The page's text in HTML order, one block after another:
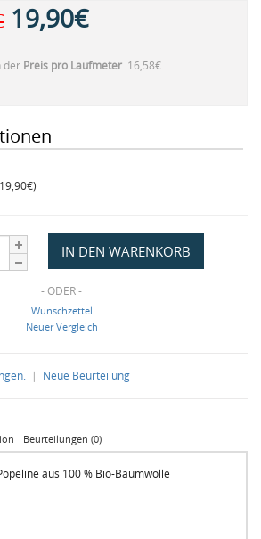
19,90€
der Preis pro Laufmeter. 16,58€
- ODER -
Wunschzettel
Neuer Vergleich
| Neue Beurteilung
Beurteilungen (0)
aus 100 % Bio-Baumwolle